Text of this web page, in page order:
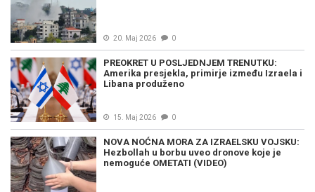
20. Maj 2026 0
PREOKRET U POSLJEDNJEM TRENUTKU:
Amerika presjekla, primirje između Izraela i
Libana produženo
15. Maj 2026 0
NOVA NOĆNA MORA ZA IZRAELSKU VOJSKU:
Hezbollah u borbu uveo dronove koje je
nemoguće OMETATI (VIDEO)